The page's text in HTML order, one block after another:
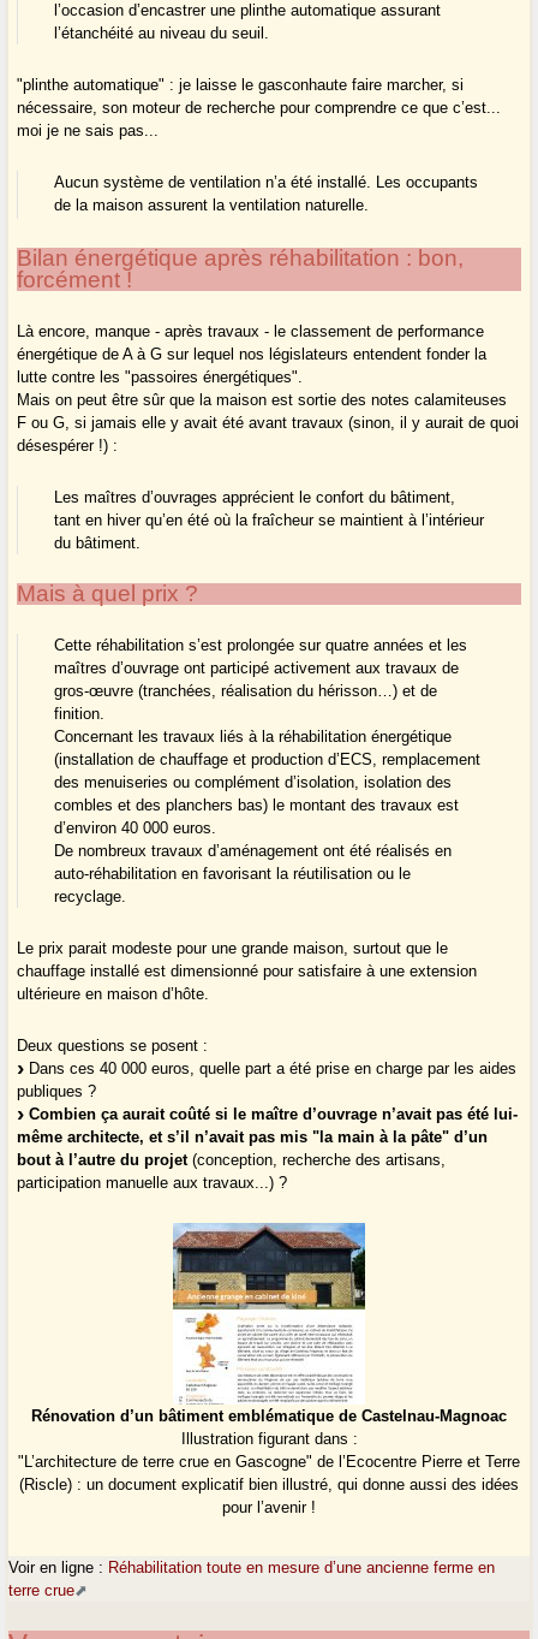
l’occasion d’encastrer une plinthe automatique assurant
l’étanchéité au niveau du seuil.
"plinthe automatique" : je laisse le gasconhaute faire marcher, si
nécessaire, son moteur de recherche pour comprendre ce que c’est...
moi je ne sais pas...
Aucun système de ventilation n’a été installé. Les occupants
de la maison assurent la ventilation naturelle.
Bilan énergétique après réhabilitation : bon,
forcément !
Là encore, manque - après travaux - le classement de performance
énergétique de A à G sur lequel nos législateurs entendent fonder la
lutte contre les "passoires énergétiques".
Mais on peut être sûr que la maison est sortie des notes calamiteuses
F ou G, si jamais elle y avait été avant travaux (sinon, il y aurait de quoi
désespérer !) :
Les maîtres d’ouvrages apprécient le confort du bâtiment,
tant en hiver qu’en été où la fraîcheur se maintient à l’intérieur
du bâtiment.
Mais à quel prix ?
Cette réhabilitation s’est prolongée sur quatre années et les
maîtres d’ouvrage ont participé activement aux travaux de
gros-œuvre (tranchées, réalisation du hérisson…) et de
finition.
Concernant les travaux liés à la réhabilitation énergétique
(installation de chauffage et production d’ECS, remplacement
des menuiseries ou complément d’isolation, isolation des
combles et des planchers bas) le montant des travaux est
d’environ 40 000 euros.
De nombreux travaux d’aménagement ont été réalisés en
auto-réhabilitation en favorisant la réutilisation ou le
recyclage.
Le prix parait modeste pour une grande maison, surtout que le
chauffage installé est dimensionné pour satisfaire à une extension
ultérieure en maison d’hôte.
Deux questions se posent :
Dans ces 40 000 euros, quelle part a été prise en charge par les aides
publiques ?
Combien ça aurait coûté si le maître d’ouvrage n’avait pas été lui-
même architecte, et s’il n’avait pas mis "la main à la pâte" d’un
bout à l’autre du projet(conception, recherche des artisans,
participation manuelle aux travaux...) ?
Rénovation d’un bâtiment emblématique de Castelnau-Magnoac
Illustration figurant dans :
"L’architecture de terre crue en Gascogne" de l’Ecocentre Pierre et Terre
(Riscle) : un document explicatif bien illustré, qui donne aussi des idées
pour l’avenir !
Voir en ligne : Réhabilitation toute en mesure d’une ancienne ferme en
terre crue